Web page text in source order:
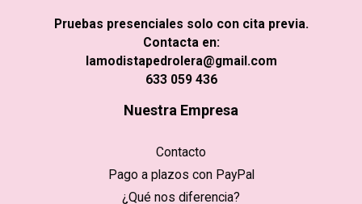
Pruebas presenciales solo con cita previa.
Contacta en:
lamodistapedrolera@gmail.com
633 059 436
Nuestra Empresa
Contacto
Pago a plazos con PayPal
¿Qué nos diferencia?